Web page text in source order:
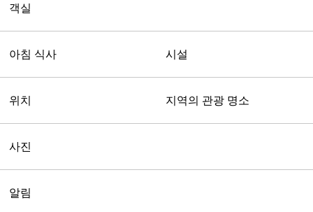
객실
아침 식사 시설
위치 지역의 관광 명소
사진
알림